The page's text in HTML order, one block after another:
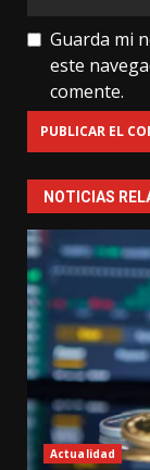
Guarda mi
este
comente.
NOTICIAS
Actualidad